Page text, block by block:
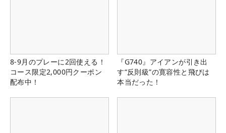
8-9月のプレーに2回使える！
コース限定2,000円クーポン
配布中！
『G740』アイアンが引き出
す“反則級”の寛容性と飛びは
本当だった！